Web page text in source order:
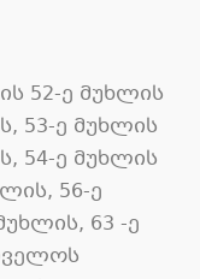
52-ე მუხლის
53-ე მუხლის
54-ე მუხლის
56-ე
63 -ე